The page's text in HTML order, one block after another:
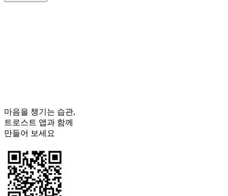
마음을 챙기는 습관,
트로스트 앱과 함께
만들어 보세요